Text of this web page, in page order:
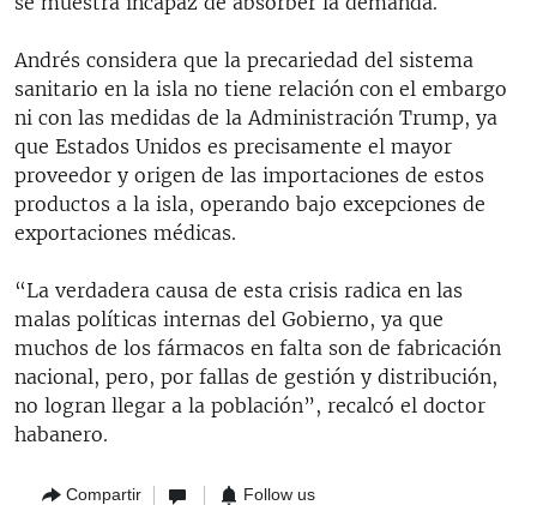
Andrés considera que la precariedad del sistema
sanitario en la isla no tiene relación con el embargo
ni con las medidas de la Administración Trump, ya
que Estados Unidos es precisamente el mayor
proveedor y origen de las importaciones de estos
productos a la isla, operando bajo excepciones de
exportaciones médicas.
“La verdadera causa de esta crisis radica en las
malas políticas internas del Gobierno, ya que
muchos de los fármacos en falta son de fabricación
nacional, pero, por fallas de gestión y distribución,
no logran llegar a la población”, recalcó el doctor
habanero.
Compartir Follow us